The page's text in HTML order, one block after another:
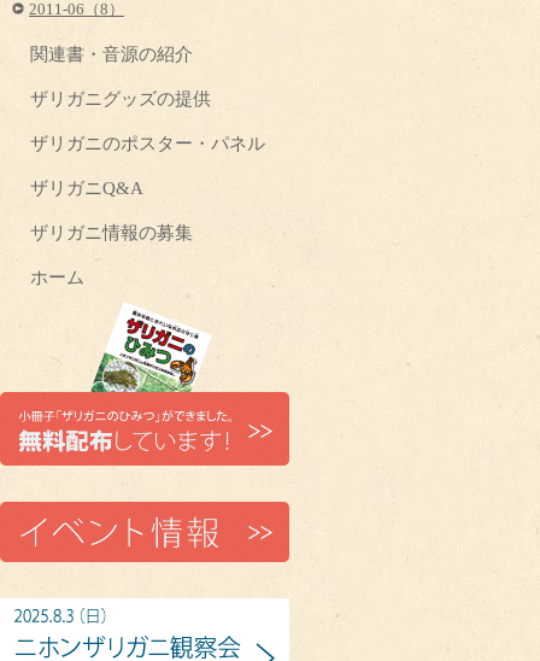
2011-06（8）
関連書・音源の紹介
ザリガニグッズの提供
ザリガニのポスター・パネル
ザリガニQ&A
ザリガニ情報の募集
ホーム